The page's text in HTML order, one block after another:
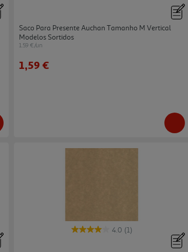
Saco Para Presente Auchan Tamanho M Vertical
Modelos Sortidos
1.59 €/un
1,59 €
4.0 (1)